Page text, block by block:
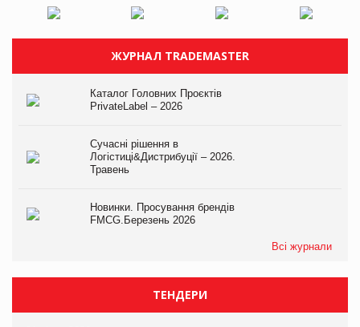
ЖУРНАЛ TRADEMASTER
Каталог Головних Проєктів
PrivateLabel – 2026
Сучасні рішення в
Логістиці&Дистрибуції – 2026.
Травень
Новинки. Просування брендів
FMCG.Березень 2026
Всі журнали
ТЕНДЕРИ